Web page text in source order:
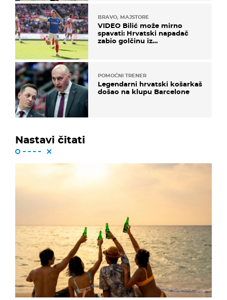
BRAVO, MAJSTORE
VIDEO Bilić može mirno
spavati: Hrvatski napadač
zabio golčinu iz
POMOĆNI TRENER
Legendarni hrvatski košarkaš
došao na klupu Barcelone
Nastavi čitati